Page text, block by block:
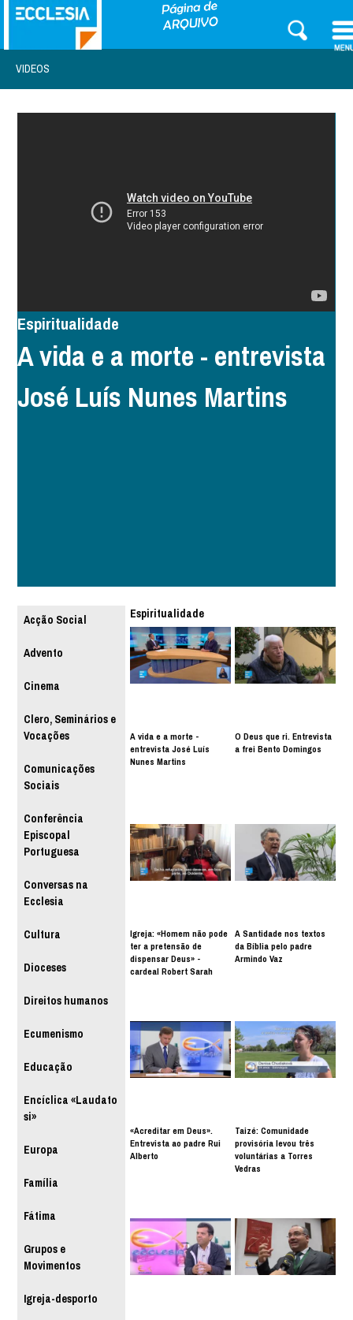
VIDEOS
Espiritualidade
A vida e a morte - entrevista
José Luís Nunes Martins
Acção Social
Advento
Cinema
Clero, Seminários e
Vocações
Comunicações
Sociais
Conferência
Episcopal
Portuguesa
Conversas na
Ecclesia
Cultura
Dioceses
Direitos humanos
Ecumenismo
Educação
Encíclica «Laudato
si»
Europa
Família
Fátima
Grupos e
Movimentos
Igreja-desporto
Espiritualidade
A vida e a morte -
entrevista José Luís
Nunes Martins
O Deus que ri. Entrevista
a frei Bento Domingos
Igreja: «Homem não pode
ter a pretensão de
dispensar Deus» -
cardeal Robert Sarah
A Santidade nos textos
da Bíblia pelo padre
Armindo Vaz
«Acreditar em Deus».
Entrevista ao padre Rui
Alberto
Taizé: Comunidade
provisória levou três
voluntárias a Torres
Vedras